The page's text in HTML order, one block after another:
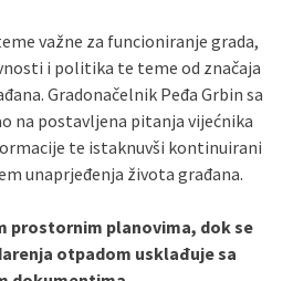
važne za funcioniranje grada,
i politika te teme od značaja
Gradonačelnik Peđa Grbin sa
na postavljena pitanja vijećnika
te istaknuvši kontinuirani
unaprjeđenja života građana.
prostornim planovima, dok se
otpadom usklađuje sa